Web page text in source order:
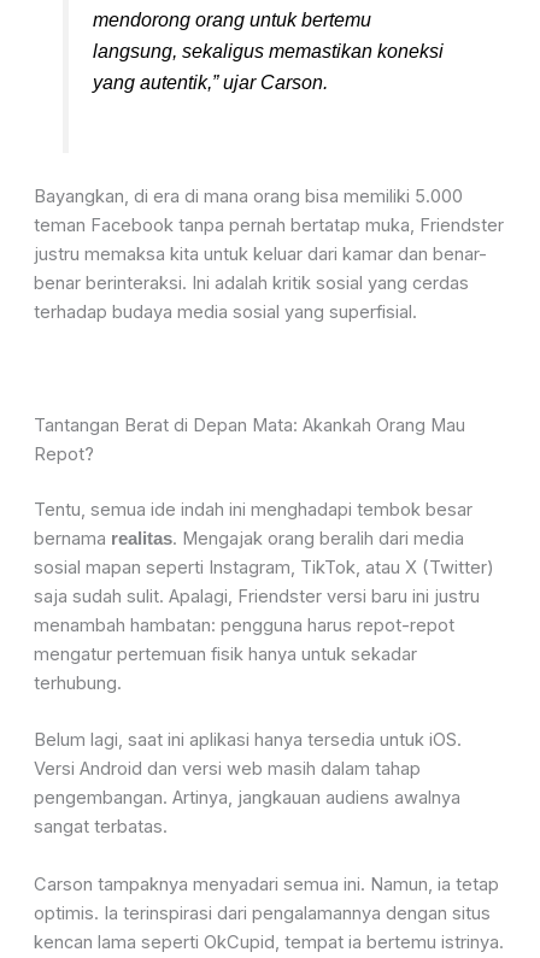
mendorong orang untuk bertemu
langsung, sekaligus memastikan koneksi
yang autentik,” ujar Carson.
Bayangkan, di era di mana orang bisa memiliki 5.000
teman Facebook tanpa pernah bertatap muka, Friendster
justru memaksa kita untuk keluar dari kamar dan benar-
benar berinteraksi. Ini adalah kritik sosial yang cerdas
terhadap budaya media sosial yang superfisial.
Tantangan Berat di Depan Mata: Akankah Orang Mau
Repot?
Tentu, semua ide indah ini menghadapi tembok besar
bernama realitas. Mengajak orang beralih dari media
sosial mapan seperti Instagram, TikTok, atau X (Twitter)
saja sudah sulit. Apalagi, Friendster versi baru ini justru
menambah hambatan: pengguna harus repot-repot
mengatur pertemuan fisik hanya untuk sekadar
terhubung.
Belum lagi, saat ini aplikasi hanya tersedia untuk iOS.
Versi Android dan versi web masih dalam tahap
pengembangan. Artinya, jangkauan audiens awalnya
sangat terbatas.
Carson tampaknya menyadari semua ini. Namun, ia tetap
optimis. Ia terinspirasi dari pengalamannya dengan situs
kencan lama seperti OkCupid, tempat ia bertemu istrinya.